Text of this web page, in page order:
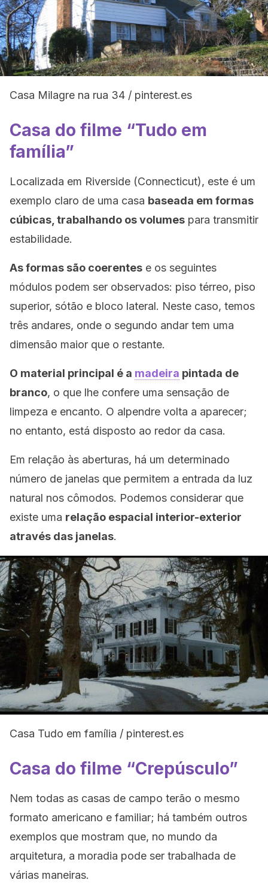
Casa Milagre na rua 34 / pinterest.es
Casa do filme “Tudo em
família”
Localizada em Riverside (Connecticut), este é um
exemplo claro de uma casa baseada em formas
cúbicas, trabalhando os volumes para transmitir
estabilidade.
As formas são coerentes e os seguintes
módulos podem ser observados: piso térreo, piso
superior, sótão e bloco lateral. Neste caso, temos
três andares, onde o segundo andar tem uma
dimensão maior que o restante.
O material principal é a madeira pintada de
branco, o que lhe confere uma sensação de
limpeza e encanto. O alpendre volta a aparecer;
no entanto, está disposto ao redor da casa.
Em relação às aberturas, há um determinado
número de janelas que permitem a entrada da luz
natural nos cômodos. Podemos considerar que
existe uma relação espacial interior-exterior
através das janelas.
Casa Tudo em família / pinterest.es
Casa do filme “Crepúsculo”
Nem todas as casas de campo terão o mesmo
formato americano e familiar; há também outros
exemplos que mostram que, no mundo da
arquitetura, a moradia pode ser trabalhada de
várias maneiras.